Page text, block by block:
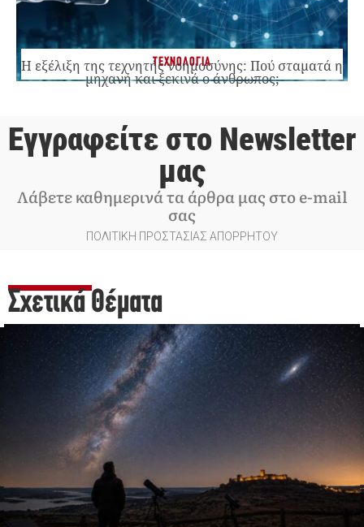
ΤΕΧΝΟΛΟΓΙΑ
Η εξέλιξη της τεχνητής νοημοσύνης: Πού σταματά η
μηχανή και ξεκινά ο άνθρωπος;
Εγγραφείτε στο Newsletter
μας
Λάβετε καθημερινά τα άρθρα μας στο e-mail
σας
ΠΟΛΙΤΙΚΗ ΠΡΟΣΤΑΣΙΑΣ ΑΠΟΡΡΗΤΟΥ
Σχετικά Θέματα